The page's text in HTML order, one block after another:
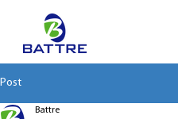
Post
Battre